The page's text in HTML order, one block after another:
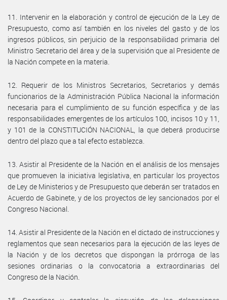
11. Intervenir en la elaboración y control de ejecución de la Ley de
Presupuesto, como así también en los niveles del gasto y de los
ingresos públicos, sin perjuicio de la responsabilidad primaria del
Ministro Secretario del área y de la supervisión que al Presidente de
la Nación compete en la materia.
12. Requerir de los Ministros Secretarios, Secretarios y demás
funcionarios de la Administración Pública Nacional la información
necesaria para el cumplimiento de su función específica y de las
responsabilidades emergentes de los artículos 100, incisos 10 y 11,
y 101 de la CONSTITUCIÓN NACIONAL, la que deberá producirse
dentro del plazo que a tal efecto establezca.
13. Asistir al Presidente de la Nación en el análisis de los mensajes
que promueven la iniciativa legislativa, en particular los proyectos
de Ley de Ministerios y de Presupuesto que deberán ser tratados en
Acuerdo de Gabinete, y de los proyectos de ley sancionados por el
Congreso Nacional.
14. Asistir al Presidente de la Nación en el dictado de instrucciones y
reglamentos que sean necesarios para la ejecución de las leyes de
la Nación y de los decretos que dispongan la prórroga de las
sesiones ordinarias o la convocatoria a extraordinarias del
Congreso de la Nación.